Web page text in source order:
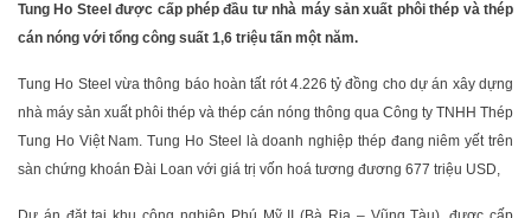
Tung Ho Steel được cấp phép đầu tư nhà máy sản xuất phôi thép và thép
cán nóng với tổng công suất 1,6 triệu tấn một năm.
Tung Ho Steel vừa thông báo hoàn tất rót 4.226 tỷ đồng cho dự án xây dựng
nhà máy sản xuất phôi thép và thép cán nóng thông qua Công ty TNHH Thép
Tung Ho Việt Nam. Tung Ho Steel là doanh nghiệp thép đang niêm yết trên
sàn chứng khoán Đài Loan với giá trị vốn hoá tương đương 677 triệu USD,